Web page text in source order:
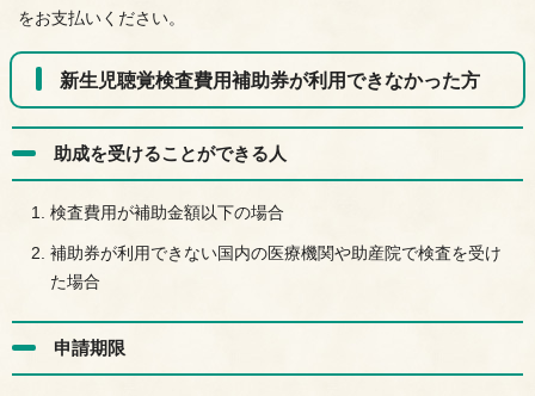
をお支払いください。
新生児聴覚検査費用補助券が利用できなかった方
助成を受けることができる人
検査費用が補助金額以下の場合
補助券が利用できない国内の医療機関や助産院で検査を受け
た場合
申請期限